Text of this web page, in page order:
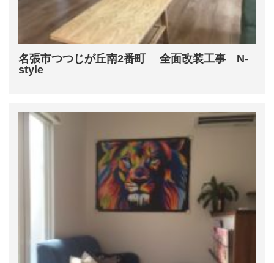
名張市つつじが丘南2番町 全面改装工事 N-
style